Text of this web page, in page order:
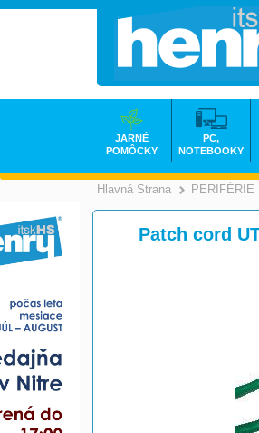
Hlavná Strana PERIFÉRIE
Patch cord
JARNÉ
POMÔCKY
PC,
NOTEBOOKY